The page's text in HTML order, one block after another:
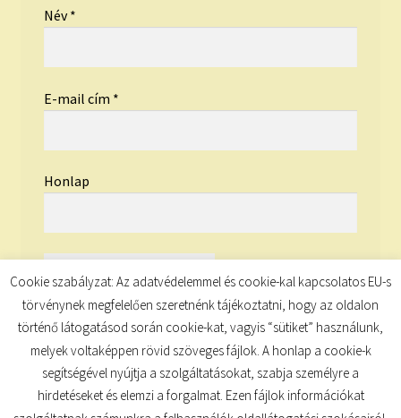
Név*
E-mail cím *
Honlap
Cookie szabályzat: Az adatvédelemmel és cookie-kal kapcsolatos EU-s
törvénynek megfelelően szeretnénk tájékoztatni, hogy az oldalon
történő látogatásod során cookie-kat, vagyis “sütiket” használunk,
melyek voltaképpen rövid szöveges fájlok. A honlap a cookie-k
segítségével nyújtja a szolgáltatásokat, szabja személyre a
hirdetéseket és elemzi a forgalmat. Ezen fájlok információkat